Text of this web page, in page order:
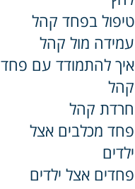
טיפול בפחד קהל
עמידה מול קהל
איך להתמודד עם פחד
קהל
חרדת קהל
פחד מכלבים אצל
ילדים
פחדים אצל ילדים